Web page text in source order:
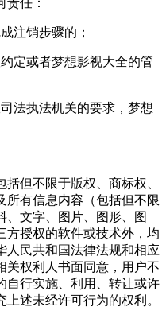
任：
注销步骤的；
定或者梦想影视大全的管
法执法机关的要求，梦想
但不限于版权、商标权、
所有信息内容（包括但不限
、文字、图片、图形、图
方授权的软件或技术外，均
人民共和国法律法规和相应
关权利人书面同意，用户不
自行实施、利用、转让或许
述未经许可行为的权利。